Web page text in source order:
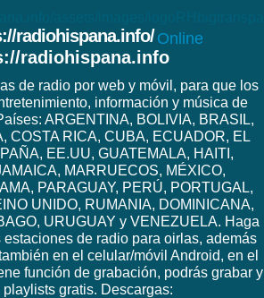
assets/images/
Online
radiohispana.info
de radio por web y móvil, para que los
información y música de
ARGENTINA, BOLIVIA, BRASIL,
COSTA RICA, CUBA, ECUADOR, EL
EE.UU, GUATEMALA, HAITI,
MARRUECOS, MÉXICO,
PARAGUAY, PERÚ, PORTUGAL,
UNIDO, RUMANIA, DOMINICANA,
URUGUAY y VENEZUELA. Haga
de radio para oirlas, además
en el celular/móvil Android, en el
función de grabación, podrás grabar y
playlists gratis. Descargas: